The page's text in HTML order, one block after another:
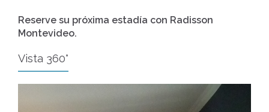
Reserve su próxima estadía con Radisson
Montevideo.
Vista 360°